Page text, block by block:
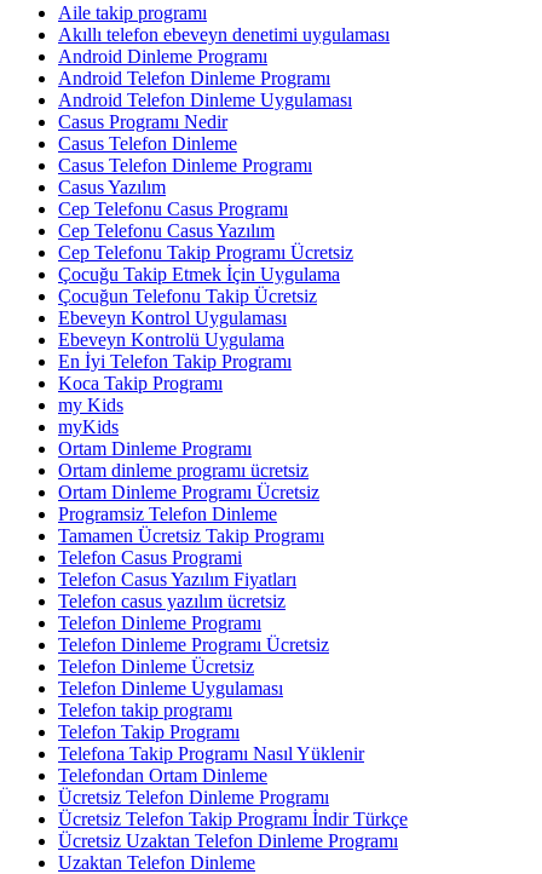
Aile takip programı
Akıllı telefon ebeveyn denetimi uygulaması
Android Dinleme Programı
Android Telefon Dinleme Programı
Android Telefon Dinleme Uygulaması
Casus Programı Nedir
Casus Telefon Dinleme
Casus Telefon Dinleme Programı
Casus Yazılım
Cep Telefonu Casus Programı
Cep Telefonu Casus Yazılım
Cep Telefonu Takip Programı Ücretsiz
Çocuğu Takip Etmek İçin Uygulama
Çocuğun Telefonu Takip Ücretsiz
Ebeveyn Kontrol Uygulaması
Ebeveyn Kontrolü Uygulama
En İyi Telefon Takip Programı
Koca Takip Programı
my Kids
myKids
Ortam Dinleme Programı
Ortam dinleme programı ücretsiz
Ortam Dinleme Programı Ücretsiz
Programsiz Telefon Dinleme
Tamamen Ücretsiz Takip Programı
Telefon Casus Programi
Telefon Casus Yazılım Fiyatları
Telefon casus yazılım ücretsiz
Telefon Dinleme Programı
Telefon Dinleme Programı Ücretsiz
Telefon Dinleme Ücretsiz
Telefon Dinleme Uygulaması
Telefon takip programı
Telefon Takip Programı
Telefona Takip Programı Nasıl Yüklenir
Telefondan Ortam Dinleme
Ücretsiz Telefon Dinleme Programı
Ücretsiz Telefon Takip Programı İndir Türkçe
Ücretsiz Uzaktan Telefon Dinleme Programı
Uzaktan Telefon Dinleme